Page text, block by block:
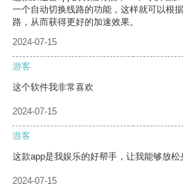
一个自动切换线路的功能，这样就可以根
路，从而获得更好的加速效果。
2024-07-15
游客
这个软件我非常喜欢
2024-07-15
游客
这款app是我娱乐的好帮手，让我能够放松
2024-07-15